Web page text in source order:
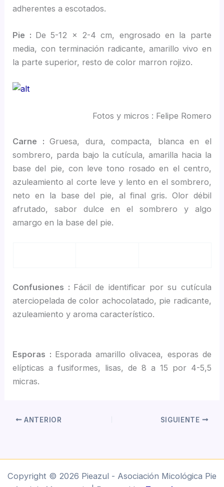
adherentes a escotados.
Pie : De 5-12 x 2-4 cm, engrosado en la parte
media, con terminación radicante, amarillo vivo en
la parte superior, resto de color marron rojizo.
Fotos y micros : Felipe Romero
Carne :Gruesa, dura, compacta, blanca en el
sombrero, parda bajo la cutícula, amarilla hacia la
base del pie, con leve tono rosado en el centro,
azuleamiento al corte leve y lento en el sombrero,
neto en la base del pie, al final gris. Olor débil
afrutado, sabor dulce en el sombrero y algo
amargo en la base del pie.
Confusiones : Fácil de identificar por su cutícula
aterciopelada de color achocolatado, pie radicante,
azuleamiento y aroma característico.
Esporas : Esporada amarillo olivacea, esporas de
elípticas a fusiformes, lisas, de 8 a 15 por 4-5,5
micras.
ANTERIOR SIGUIENTE
Copyright © 2026 Pieazul - Asociación Micológica Pie